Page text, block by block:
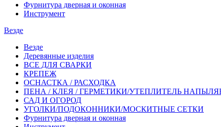
Фурнитура дверная и оконная
Инструмент
Везде
Везде
Деревянные изделия
ВСЕ ДЛЯ СВАРКИ
КРЕПЕЖ
ОСНАСТКА / РАСХОДКА
ПЕНА / КЛЕЯ / ГЕРМЕТИКИ/УТЕПЛИТЕЛЬ
САД И ОГОРОД
УГОЛКИ/ПОДОКОННИКИ/МОСКИТНЫЕ СЕТКИ
Фурнитура дверная и оконная